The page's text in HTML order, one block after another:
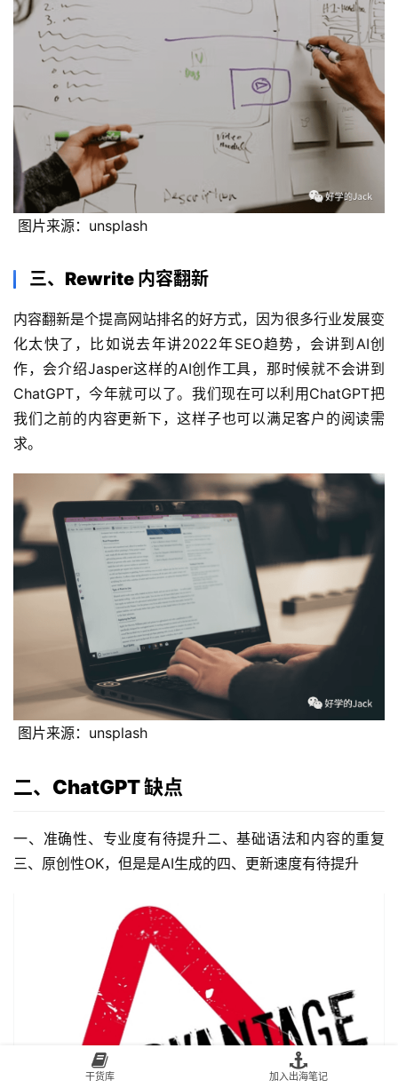
图片来源：unsplash
三、Rewrite 内容翻新
内容翻新是个提高网站排名的好方式，因为很多行业发展变
化太快了，比如说去年讲2022年SEO趋势，会讲到AI创
作，会介绍Jasper这样的AI创作工具，那时候就不会讲到
ChatGPT，今年就可以了。我们现在可以利用ChatGPT把
我们之前的内容更新下，这样子也可以满足客户的阅读需
求。
图片来源：unsplash
二、ChatGPT 缺点
一、准确性、专业度有待提升二、基础语法和内容的重复
三、原创性OK，但是是AI生成的四、更新速度有待提升
干货库 加入出海笔记